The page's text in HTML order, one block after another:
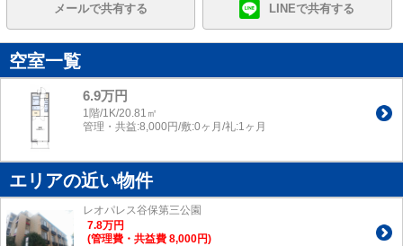
メールで共有する LINEで共有する
空室一覧
6.9万円
1階/1K/20.81㎡
管理・共益:8,000円/敷:0ヶ月/礼:1ヶ月
エリアの近い物件
レオパレス谷保第三公園
7.8万円
(管理費・共益費 8,000円)